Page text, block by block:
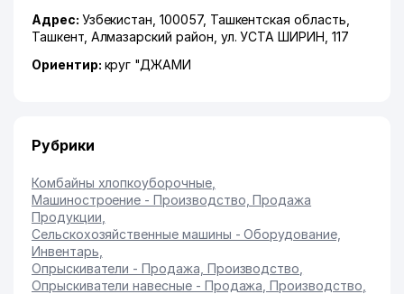
Адрес: Узбекистан, 100057, Ташкентская область
Ташкент, Алмазарский район ул. УСТА ШИРИН , 117
Ориентир: круг "ДЖАМИ
Рубрики
Комбайны хлопкоуборочные,
Машиностроение - Производство, Продажа
Продукции
Сельскохозяйственные машины - Оборудование,
Инвентарь
Опрыскиватели - Продажа, Производство
Опрыскиватели навесные - Продажа, Производство